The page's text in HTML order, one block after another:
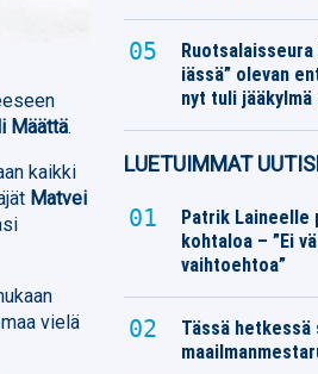
Määttä.
kaikki
Matvei
vielä
Ruotsalaisseura
iässä” olevan
nyt tuli jääkylmä
LUETUIMMAT
Patrik Laineelle
kohtaloa – ”Ei
vaihtoehtoa”
Tässä